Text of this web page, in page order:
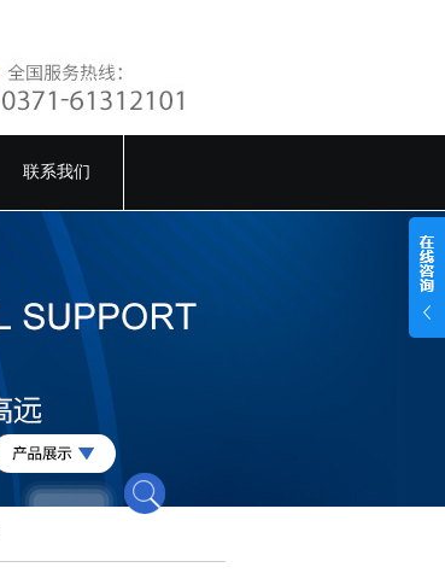
联系我们